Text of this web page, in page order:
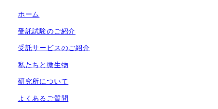
ホーム
受託試験のご紹介
受託サービスのご紹介
私たちと微生物
研究所について
よくあるご質問